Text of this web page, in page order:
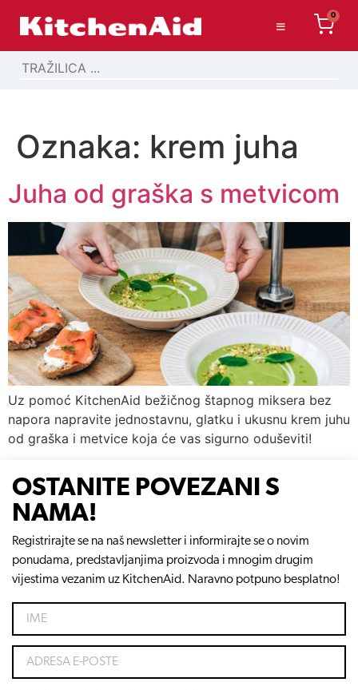
0
Oznaka: krem juha
Juha od graška s metvicom
Uz pomoć KitchenAid bežičnog štapnog miksera bez
napora napravite jednostavnu, glatku i ukusnu krem juhu
od graška i metvice koja će vas sigurno oduševiti!
OSTANITE POVEZANI S
NAMA!
Registrirajte se na naš newsletter i informirajte se o novim
ponudama, predstavljanjima proizvoda i mnogim drugim
vijestima vezanim uz KitchenAid. Naravno potpuno besplatno!